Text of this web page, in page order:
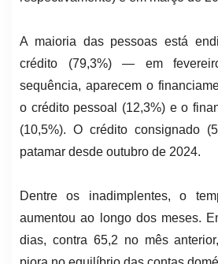
A maioria das pessoas está
crédito (79,3%) — em
sequência, aparecem o
o crédito pessoal (12,3%) e o
(10,5%). O crédito consignado
patamar desde outubro de 2024.
Dentre os inadimplentes, o
aumentou ao longo dos meses.
dias, contra 65,2 no mês